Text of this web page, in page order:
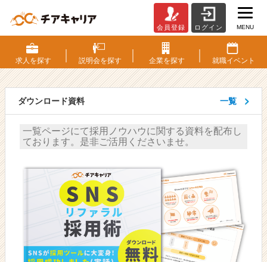
が
書
い
用
担
者
向
採
用
ノ
ウ
ハ
会員登録 ログイン MENU
求人を探す 説明会を探す 企業を探す 就職イベント
ダウンロード資料 一覧
一覧ページにて採用ノウハウに関する資料を配布し
ております。是非ご活用くださいませ。